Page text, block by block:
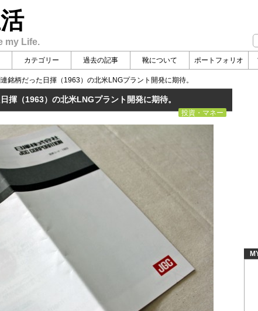
my Life.
カテゴリー 過去の記事 靴について ポートフォリオ
銘柄だった日揮（1963）の北米LNGプラント開発に期待。
揮（1963）の北米LNGプラント開発に期待。
投資・マネー